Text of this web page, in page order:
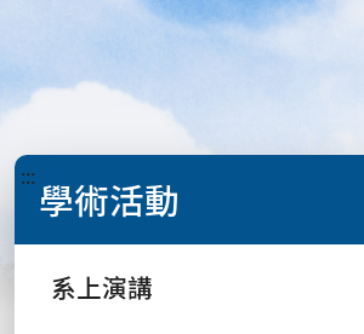
::: 學術活動
系上演講